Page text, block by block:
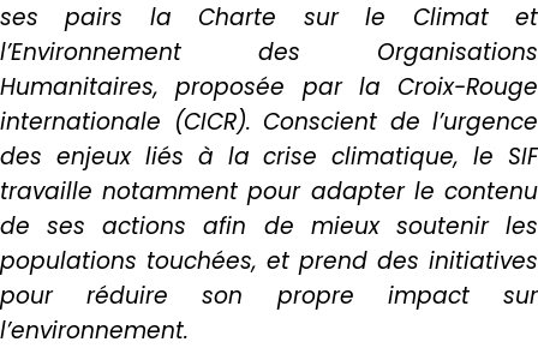
ses pairs la Charte sur le Climat et
l’Environnement des Organisations
Humanitaires, proposée par la Croix-Rouge
internationale (CICR). Conscient de l’urgence
des enjeux liés à la crise climatique, le SIF
travaille notamment pour adapter le contenu
de ses actions afin de mieux soutenir les
populations touchées, et prend des initiatives
pour réduire son propre impact sur
l’environnement.